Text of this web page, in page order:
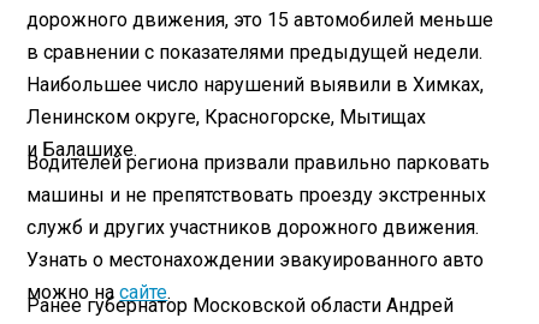
дорожного движения, это 15 автомобилей меньше
в сравнении с показателями предыдущей недели.
Наибольшее число нарушений выявили в Химках,
Ленинском округе, Красногорске, Мытищах
и Балашихе.
Водителей региона призвали правильно парковать
машины и не препятствовать проезду экстренных
служб и других участников дорожного движения.
Узнать о местонахождении эвакуированного авто
можно насайте.
Ранее губернатор Московской области Андрей